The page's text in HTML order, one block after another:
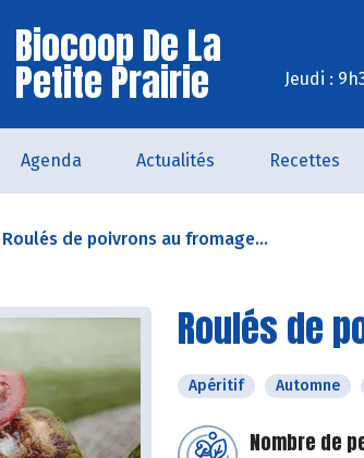
Biocoop De La
Petite Prairie Jeudi :
Agenda Actualités Recettes
Roulés de poivrons au fromage...
Roulés de
Apéritif Automne
Nombre de